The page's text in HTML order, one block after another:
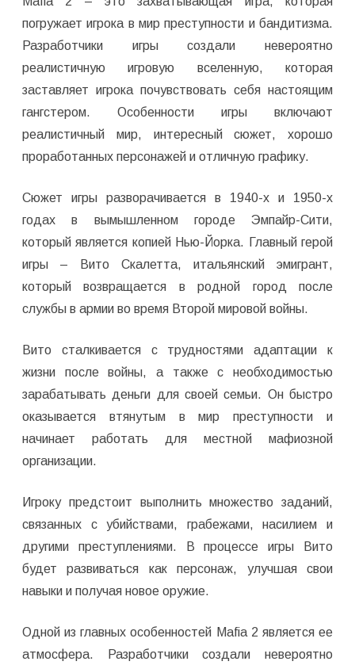
погружает игрока в мир преступности и бандитизма.
Разработчики игры создали невероятно
реалистичную игровую вселенную, которая
заставляет игрока почувствовать себя настоящим
гангстером. Особенности игры включают
реалистичный мир, интересный сюжет, хорошо
проработанных персонажей и отличную графику.
Сюжет игры разворачивается в 1940-х и 1950-х
годах в вымышленном городе Эмпайр-Сити,
который является копией Нью-Йорка. Главный герой
игры – Вито Скалетта, итальянский эмигрант,
который возвращается в родной город после
службы в армии во время Второй мировой войны.
Вито сталкивается с трудностями адаптации к
жизни после войны, а также с необходимостью
зарабатывать деньги для своей семьи. Он быстро
оказывается втянутым в мир преступности и
начинает работать для местной мафиозной
организации.
Игроку предстоит выполнить множество заданий,
связанных с убийствами, грабежами, насилием и
другими преступлениями. В процессе игры Вито
будет развиваться как персонаж, улучшая свои
навыки и получая новое оружие.
Одной из главных особенностей Mafia 2 является ее
атмосфера. Разработчики создали невероятно